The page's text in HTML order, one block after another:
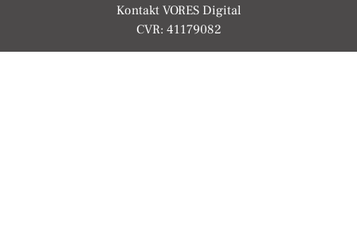
Kontakt VORES Digital
CVR: 41179082